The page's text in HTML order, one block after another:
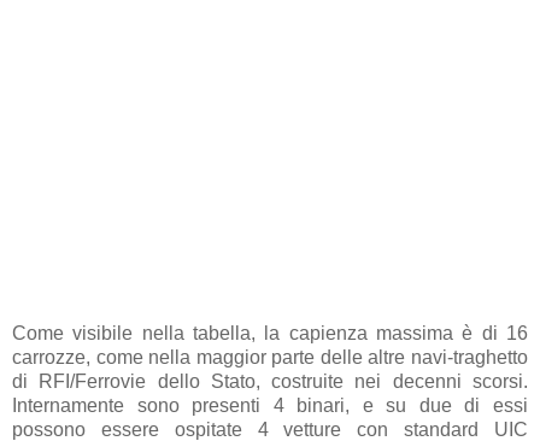
Come visibile nella tabella, la capienza massima è di 16
carrozze, come nella maggior parte delle altre navi-traghetto
di RFI/Ferrovie dello Stato, costruite nei decenni scorsi.
Internamente sono presenti 4 binari, e su due di essi
possono essere ospitate 4 vetture con standard UIC